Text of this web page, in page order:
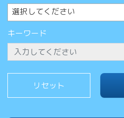
選択してください
キーワード